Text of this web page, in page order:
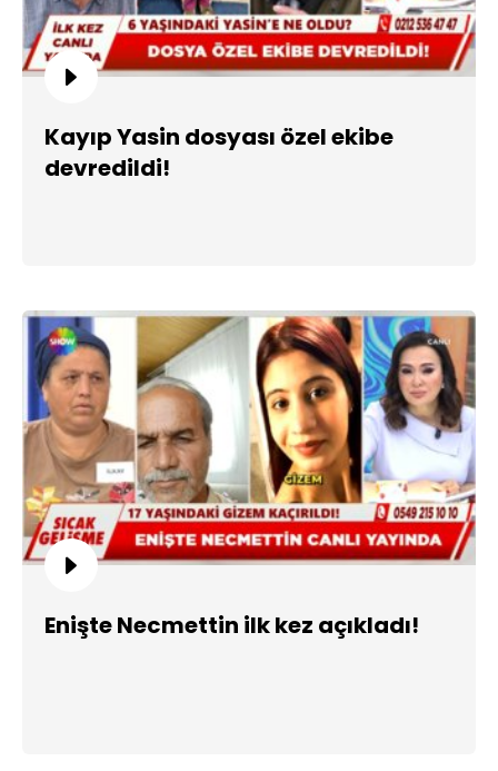
Kayıp Yasin dosyası özel ekibe
devredildi!
Enişte Necmettin ilk kez açıkladı!